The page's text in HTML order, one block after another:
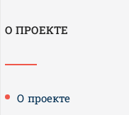
О ПРОЕКТЕ
О проекте